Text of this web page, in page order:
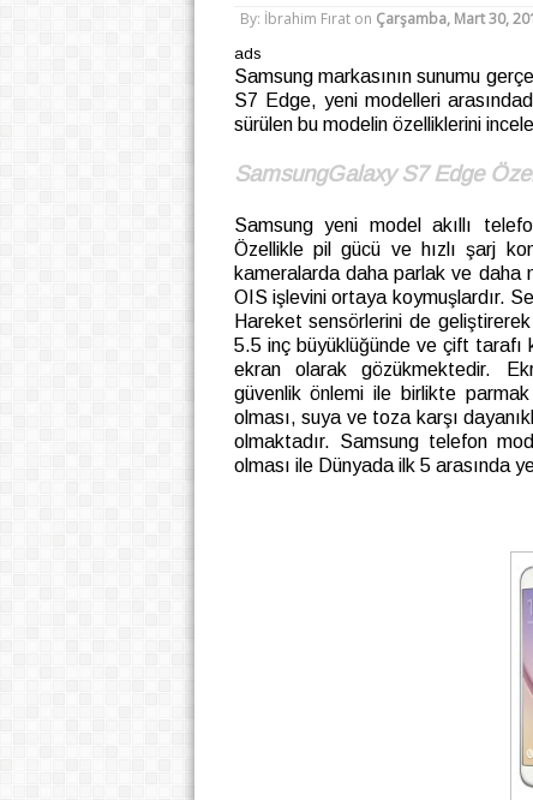
By: İbrahim Fırat on Çarşamba, Mart 30,
ads
Samsung markasının sunumu
S7 Edge, yeni modelleri
sürülen bu modelin özelliklerini
SamsungGalaxy S7 Edge
Samsung yeni model akıllı
Özellikle pil gücü ve hızlı şarj
kameralarda daha parlak ve daha
OIS işlevini ortaya koymuşlardır.
Hareket sensörlerini de geliştirerek
5.5 inç büyüklüğünde ve çift tarafı
ekran olarak gözükmektedir.
güvenlik önlemi ile birlikte
olması, suya ve toza karşı
olmaktadır. Samsung telefon
olması ile Dünyada ilk 5 arasında